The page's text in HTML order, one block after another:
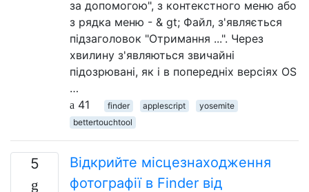
за допомогою", з контекстного меню або
з рядка меню - & gt; Файл, з'являється
підзаголовок "Отримання ...". Через
хвилину з'являються звичайні
підозрювані, як і в попередніх версіях OS
…
41
finder applescript
yosemite
bettertouchtool
5
Відкрийте місцезнаходження
фотографії в Finder від